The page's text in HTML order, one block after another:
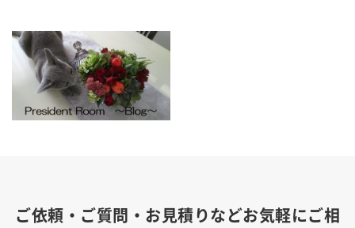
ご依頼・ご質問・お見積りなどお気軽にご相